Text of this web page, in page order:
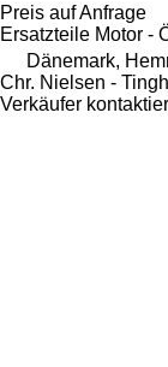
Preis auf Anfrage
Ersatzteile Motor -
Dänemark,
Chr. Nielsen -
Verkäufer